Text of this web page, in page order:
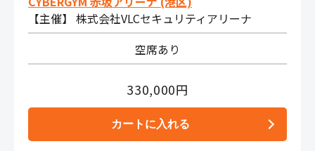
【主催】 株式会社VLCセキュリティアリーナ
空席あり
330,000円